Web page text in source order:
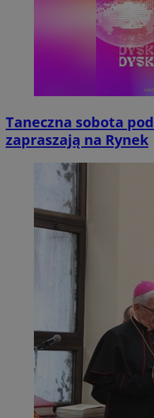
Taneczna sobota
zapraszają na Rynek